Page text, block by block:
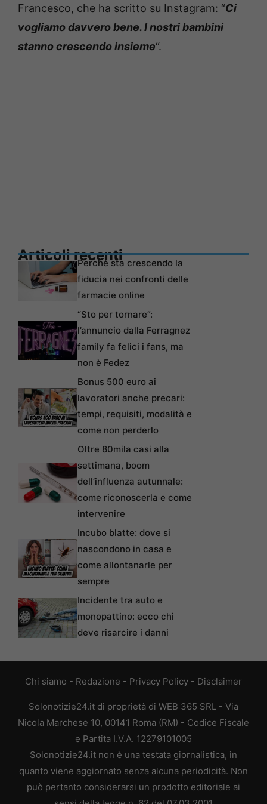
Francesco, che ha scritto su Instagram: “Ci
vogliamo davvero bene. I nostri bambini
stanno crescendo insieme“.
Articoli recentiPerché sta crescendo la
fiducia nei confronti delle
farmacie online
“Sto per tornare”:
l’annuncio dalla Ferragnez
family fa felici i fans, ma
non è Fedez
Bonus 500 euro ai
lavoratori anche precari:
tempi, requisiti, modalità e
come non perderlo
Oltre 80mila casi alla
settimana, boom
dell’influenza autunnale:
come riconoscerla e come
intervenire
Incubo blatte: dove si
nascondono in casa e
come allontanarle per
sempre
Incidente tra auto e
monopattino: ecco chi
deve risarcire i danni
Chi siamo - Redazione - Privacy Policy - Disclaimer
Solonotizie24.it di proprietà di WEB 365 SRL - Via
Nicola Marchese 10, 00141 Roma (RM) - Codice Fiscale
e Partita I.V.A. 12279101005
Solonotizie24.it non è una testata giornalistica, in
quanto viene aggiornato senza alcuna periodicità. Non
può pertanto considerarsi un prodotto editoriale ai